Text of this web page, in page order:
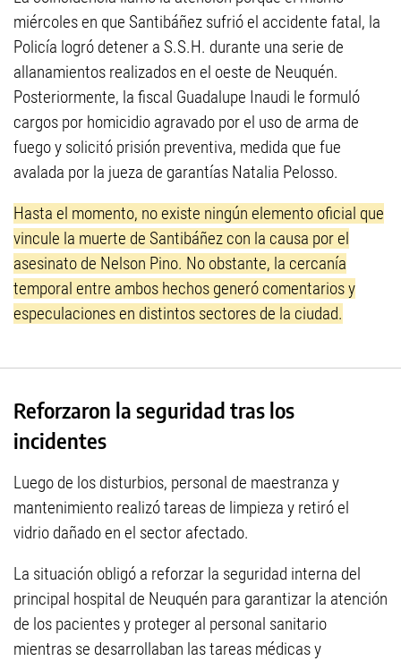
miércoles en que Santibáñez sufrió el accidente fatal, la
Policía logró detener a S.S.H. durante una serie de
allanamientos realizados en el oeste de Neuquén.
Posteriormente, la fiscal Guadalupe Inaudi le formuló
cargos por homicidio agravado por el uso de arma de
fuego y solicitó prisión preventiva, medida que fue
avalada por la jueza de garantías Natalia Pelosso.
Hasta el momento, no existe ningún elemento oficial que
vincule la muerte de Santibáñez con la causa por el
asesinato de Nelson Pino. No obstante, la cercanía
temporal entre ambos hechos generó comentarios y
especulaciones en distintos sectores de la ciudad.
Reforzaron la seguridad tras los
incidentes
Luego de los disturbios, personal de maestranza y
mantenimiento realizó tareas de limpieza y retiró el
vidrio dañado en el sector afectado.
La situación obligó a reforzar la seguridad interna del
principal hospital de Neuquén para garantizar la atención
de los pacientes y proteger al personal sanitario
mientras se desarrollaban las tareas médicas y